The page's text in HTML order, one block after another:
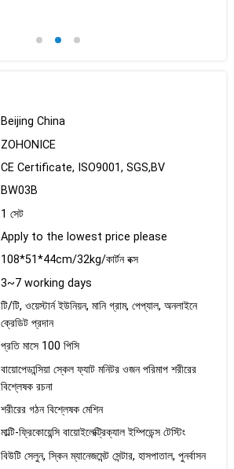
Beijing China
ZOHONICE
CE Certificate, ISO9001, SGS,BV
BW03B
1 সেট
Apply to the lowest price please
108*51*44cm/32kg/কার্টন বক্স
3~7 working days
টি/টি, ওয়েস্টার্ন ইউনিয়ন, মানি গ্রাম, পেপ্যাল, অনলাইনে
ক্রেডিট প্রদান
প্রতি মাসে 100 পিসি
বায়োপেডান্সিয়া স্কেল ফ্যাট মনিটর ওজন পরিমাপ শরীরের
বিশ্লেষক রচনা
শরীরের গঠন বিশ্লেষক মেশিন
মাল্টি-ফ্রিকোয়েন্সি বায়োইলেক্ট্রিক্যাল ইম্পিডেন্স টেস্টিং
বিউটি সেলুন, স্কিন ম্যানেজমেন্ট সেন্টার, হাসপাতাল, পুনর্বাসন